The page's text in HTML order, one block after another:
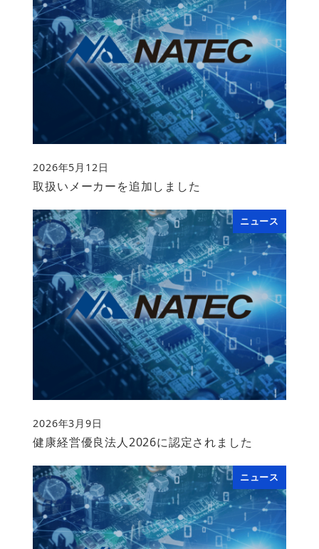
取扱いメーカーを追加しました
投稿日
2026年5月12日
ニュース
健康経営優良法人2026に認定されました
投稿日
2026年3月9日
ニュース